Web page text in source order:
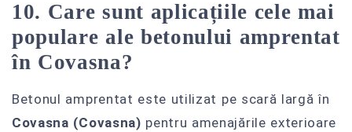
10. Care sunt aplicațiile cele mai
populare ale betonului amprentat
în Covasna?
Betonul amprentat este utilizat pe scară largă în
Covasna (Covasna) pentru amenajările exterioare